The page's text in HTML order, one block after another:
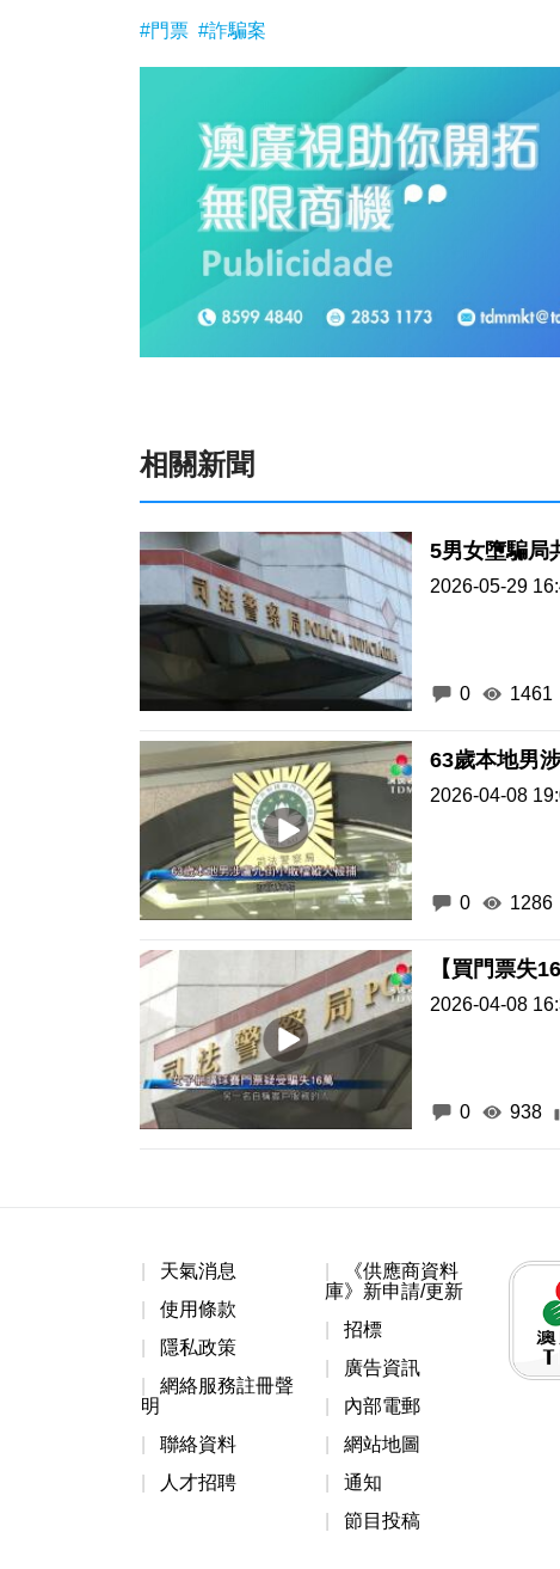
#門票 #詐騙案
相關新聞
5男女墮騙局
2026-05-29
0 1461
63歲本地男
2026-04-08
0 1286
【買門票失
2026-04-08
0 938
天氣消息
使用條款
隱私政策
網絡服務註冊聲
明
聯絡資料
人才招聘
《供應商資料
庫》新申請/更新
招標
廣告資訊
內部電郵
網站地圖
通知
節目投稿